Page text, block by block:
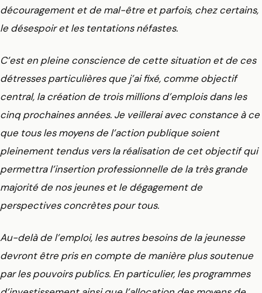
découragement et de mal-être et parfois, chez certains,
le désespoir et les tentations néfastes.
C’est en pleine conscience de cette situation et de ces
détresses particulières que j’ai fixé, comme objectif
central, la création de trois millions d’emplois dans les
cinq prochaines années. Je veillerai avec constance à ce
que tous les moyens de l’action publique soient
pleinement tendus vers la réalisation de cet objectif qui
permettra l’insertion professionnelle de la très grande
majorité de nos jeunes et le dégagement de
perspectives concrètes pour tous.
Au-delà de l’emploi, les autres besoins de la jeunesse
devront être pris en compte de manière plus soutenue
par les pouvoirs publics. En particulier, les programmes